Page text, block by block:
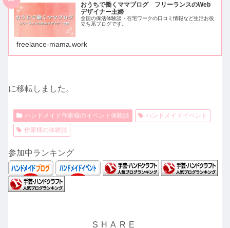
おうちで働くママブログ フリーランスのWeb
デザイナー主婦
全国の保活体験談・在宅ワークの口コミ情報など生活お役
立ち系ブログです。
freelance-mama.work
に移転しました。
ハンドメイド作家様のイベント体験談
ハンドメイドイベント
作家様の体験談
参加中ランキング